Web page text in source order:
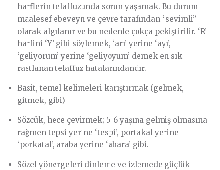
harflerin telaffuzunda sorun yaşamak. Bu durum
maalesef ebeveyn ve çevre tarafından ‘’sevimli’’
olarak algılanır ve bu nedenle çokça pekiştirilir. ‘R’
harfini ‘Y’ gibi söylemek, ‘arı’ yerine ‘ayı’,
‘geliyorum’ yerine ‘geliyoyum’ demek en sık
rastlanan telaffuz hatalarındandır.
Basit, temel kelimeleri karıştırmak (gelmek,
gitmek, gibi)
Sözcük, hece çevirmek; 5-6 yaşına gelmiş olmasına
rağmen tepsi yerine ‘tespi’, portakal yerine
‘porkatal’, araba yerine ‘abara’ gibi.
Sözel yönergeleri dinleme ve izlemede güçlük